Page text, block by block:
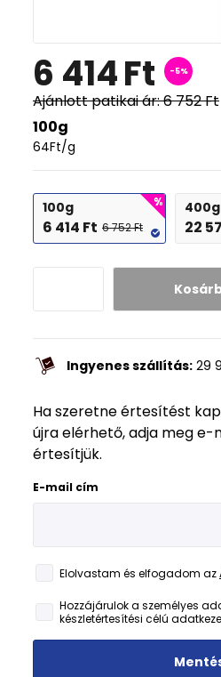
6 414Ft -5%
Ajánlott patikai ár:6 752Ft
100g
64Ft/g
100g
6 414 Ft 6 752Ft
400g
22
Ingyenes szállítás: 29
Ha szeretne értesítést
újra elérhető, adja meg e-
értesítjük.
E-mail cím
Elolvastam és elfogadom az
Hozzájárulok a személyes
készletértesítési célú